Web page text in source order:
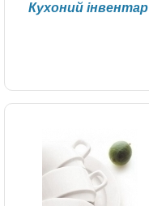
Кухоний інвентар